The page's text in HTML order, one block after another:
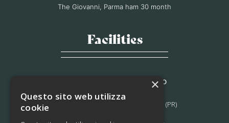
The Giovanni, Parma ham 30 month
Facilities
STABILIMENTO DI MORAGNANO
Via B. Bocconi, 56,
Moragnano 43028 Tizzano Val Parma (PR)
×
Questo sito web utilizza
cookie